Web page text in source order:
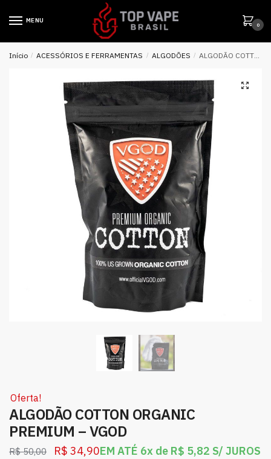
MENU
0
Início / ACESSÓRIOS E FERRAMENTAS / ALGODÕES / ALGODÃO COTTON ORGANIC PREMIUM – VGOD
Oferta!
ALGODÃO COTTON ORGANIC
PREMIUM – VGOD
R$50,00 R$ 34,90EM ATÉ 6x de R$ 5,82 S/ JUROS